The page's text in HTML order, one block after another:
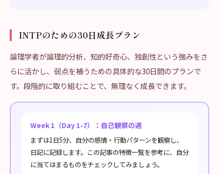
INTPのための30日成長プラン
論理学者が論理的分析、知的好奇心、独創性という強みをさ
らに活かし、弱点を補うための具体的な30日間のプランで
す。段階的に取り組むことで、無理なく成長できます。
Week 1（Day 1-7）：自己観察の週
まずは1日5分、自分の感情・行動パターンを観察し、
日記に記録します。この記事の特徴一覧を参考に、自分
に当てはまるものをチェックしてみましょう。